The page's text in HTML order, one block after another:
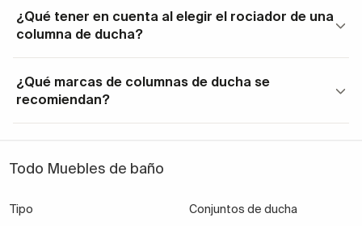
sobre la cabeza del usuario una vez dentro del
plato. Puede ser más o menos grande, de forma
cuadrada o redonda. Incluso puede ir empotrado
en el techo.
nuestro cuerpo que deseemos.
sistema deVentajas y prestaciones de los
¿Qué tener en cuenta al elegir el rociador de una
columna de ducha?
¿Qué marcas de columnas de ducha se
recomiendan?
Todo Muebles de baño
Tipo
Conjuntos de ducha